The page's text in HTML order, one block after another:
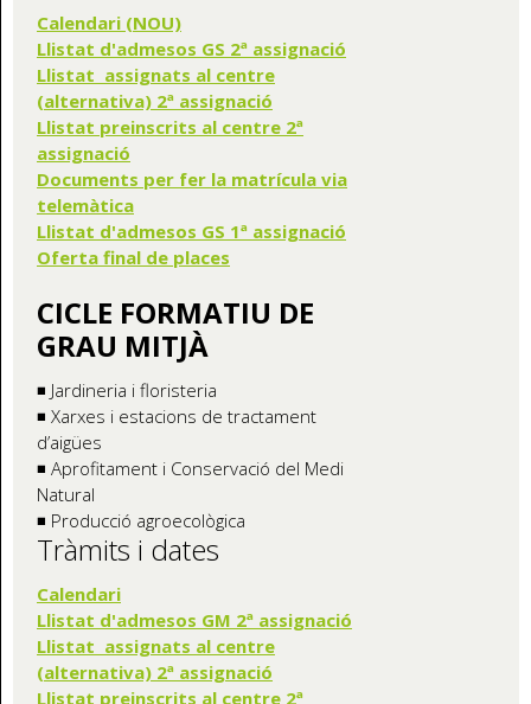
Calendari (NOU)
Llistat d'admesos GS 2ª assignació
Llistat assignats al centre
(alternativa) 2ª assignació
Llistat preinscrits al centre 2ª
assignació
Documents per fer la matrícula via
telemàtica
Llistat d'admesos GS 1ª assignació
Oferta final de places
CICLE FORMATIU DE
GRAU MITJÀ
◾ Jardineria i floristeria
◾ Xarxes i estacions de tractament
d’aigües
◾ Aprofitament i Conservació del Medi
Natural
◾ Producció agroecològica
Tràmits i dates
Calendari
Llistat d'admesos GM 2ª assignació
Llistat assignats al centre
(alternativa) 2ª assignació
Llistat preinscrits al centre 2ª